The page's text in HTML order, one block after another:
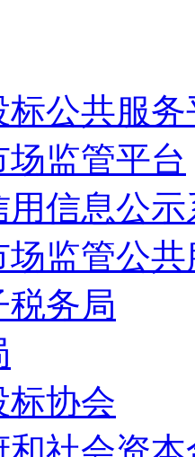
标公共服务
监管平台
用信息公
场监管公
税务局
标协会